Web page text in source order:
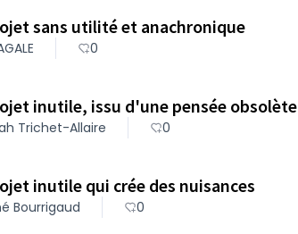
sans utilité et anachronique
0
inutile, issu d'une pensée obsolète
Trichet-Allaire 0
inutile qui crée des nuisances
Bourrigaud 0